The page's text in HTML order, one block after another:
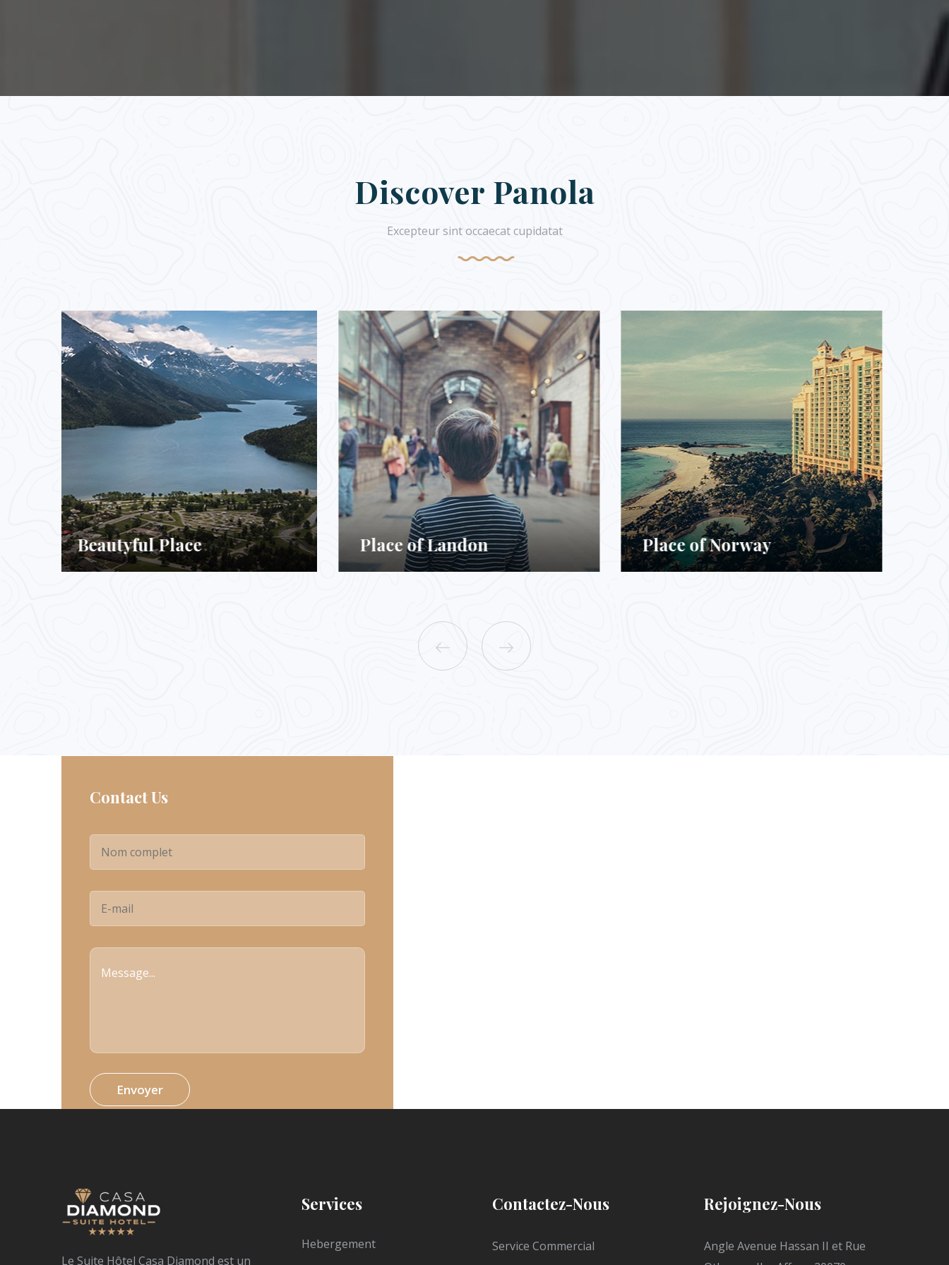
Discover Panola
Excepteur sint occaecat cupidatat
Place of Landon Place of Norway Beautyful Place
Contact Us
Le Suite Hôtel Casa Diamond est un
Services
Hebergement
Contactez-Nous
Service Commercial
Rejoignez-Nous
Angle Avenue Hassan II et Rue